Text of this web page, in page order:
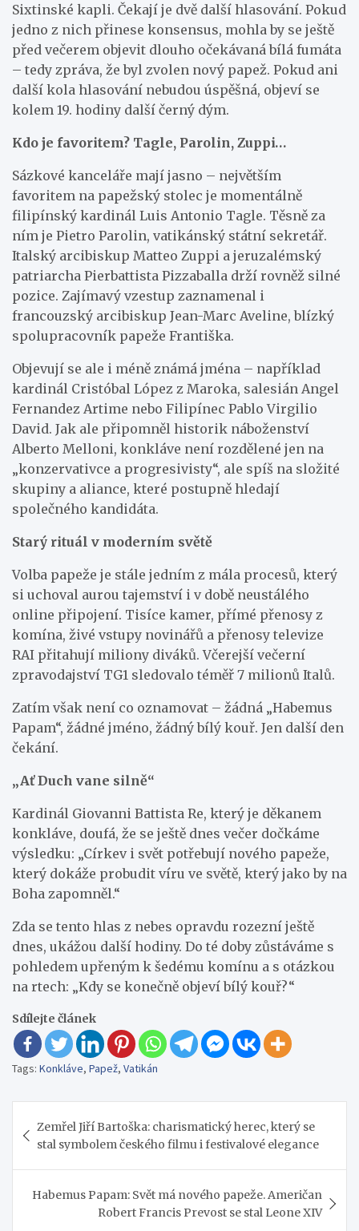
Sixtinské kapli. Čekají je dvě další hlasování. Pokud
jedno z nich přinese konsensus, mohla by se ještě
před večerem objevit dlouho očekávaná bílá fumáta
– tedy zpráva, že byl zvolen nový papež. Pokud ani
další kola hlasování nebudou úspěšná, objeví se
kolem 19. hodiny další černý dým.
Kdo je favoritem? Tagle, Parolin, Zuppi…
Sázkové kanceláře mají jasno – největším
favoritem na papežský stolec je momentálně
filipínský kardinál Luis Antonio Tagle. Těsně za
ním je Pietro Parolin, vatikánský státní sekretář.
Italský arcibiskup Matteo Zuppi a jeruzalémský
patriarcha Pierbattista Pizzaballa drží rovněž silné
pozice. Zajímavý vzestup zaznamenal i
francouzský arcibiskup Jean-Marc Aveline, blízký
spolupracovník papeže Františka.
Objevují se ale i méně známá jména – například
kardinál Cristóbal López z Maroka, salesián Angel
Fernandez Artime nebo Filipínec Pablo Virgilio
David. Jak ale připomněl historik náboženství
Alberto Melloni, konkláve není rozdělené jen na
„konzervativce a progresivisty“, ale spíš na složité
skupiny a aliance, které postupně hledají
společného kandidáta.
Starý rituál v moderním světě
Volba papeže je stále jedním z mála procesů, který
si uchoval aurou tajemství i v době neustálého
online připojení. Tisíce kamer, přímé přenosy z
komína, živé vstupy novinářů a přenosy televize
RAI přitahují miliony diváků. Včerejší večerní
zpravodajství TG1 sledovalo téměř 7 milionů Italů.
Zatím však není co oznamovat – žádná „Habemus
Papam“, žádné jméno, žádný bílý kouř. Jen další den
čekání.
„Ať Duch vane silně“
Kardinál Giovanni Battista Re, který je děkanem
konkláve, doufá, že se ještě dnes večer dočkáme
výsledku: „Církev i svět potřebují nového papeže,
který dokáže probudit víru ve světě, který jako by na
Boha zapomněl.“
Zda se tento hlas z nebes opravdu rozezní ještě
dnes, ukážou další hodiny. Do té doby zůstáváme s
pohledem upřeným k šedému komínu a s otázkou
na rtech: „Kdy se konečně objeví bílý kouř?“
Sdílejte článek
Tags: Konkláve, Papež, Vatikán
pro
příspěvek
Zemřel Jiří Bartoška: charismatický herec, který se
stal symbolem českého filmu i festivalové elegance
Habemus Papam: Svět má nového papeže. Američan
Robert Francis Prevost se stal Leone XIV